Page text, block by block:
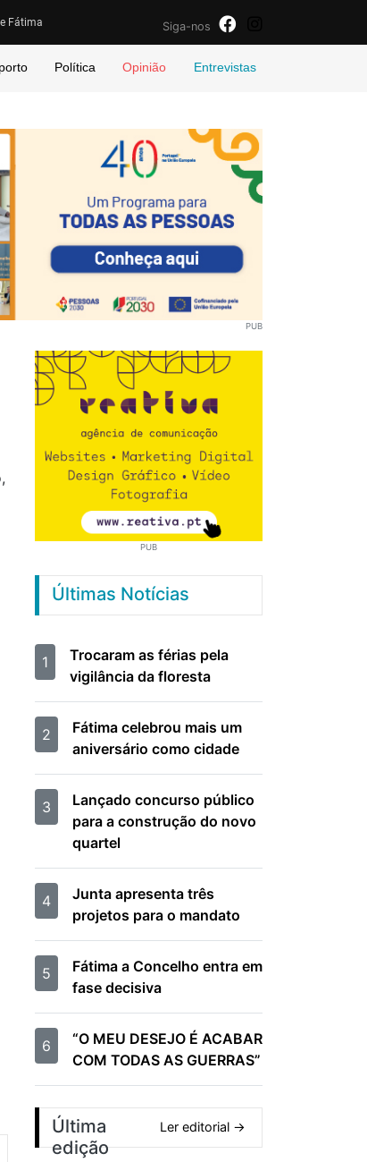
Fátima Siga-nos
Política Opinião Entrevistas
PUB
PUB
Últimas Notícias
1
Trocaram as férias pela
vigilância da floresta
2
Fátima celebrou mais um
aniversário como cidade
3
Lançado concurso público
para a construção do novo
quartel
4
Junta apresenta três
projetos para o mandato
5
Fátima a Concelho entra em
fase decisiva
6
“O MEU DESEJO É ACABAR
COM TODAS AS GUERRAS”
Última
edição
Ler editorial →